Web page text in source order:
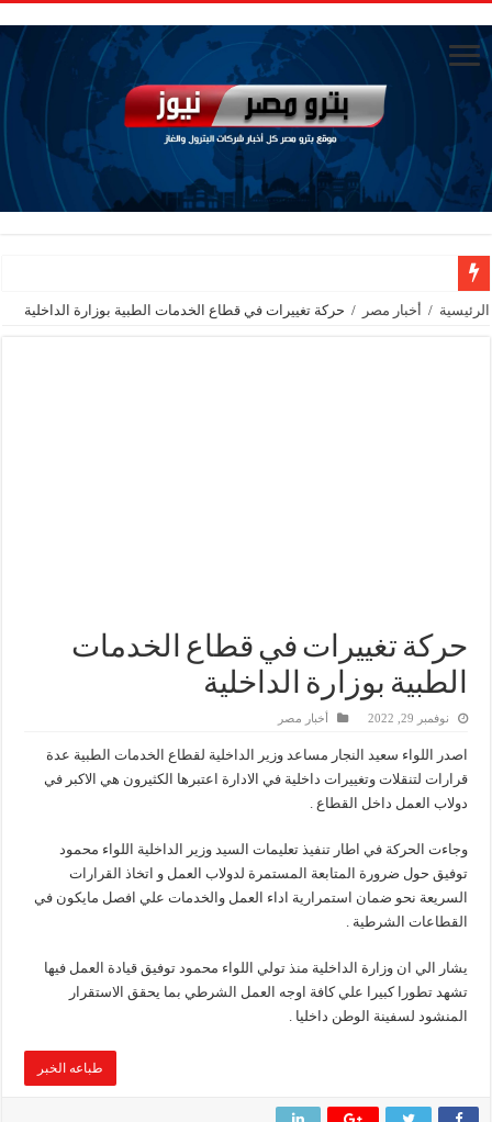
الاستغناء عن ثلاث موظفين في المكتب الفني للوزير
الرئيسية / أخبار مصر / حركة تغييرات في قطاع الخدمات الطبية بوزارة الداخلية
حركة تغييرات في قطاع الخدمات
الطبية بوزارة الداخلية
نوفمبر 29, 2022 أخبار مصر
اصدر اللواء سعيد النجار مساعد وزير الداخلية لقطاع الخدمات الطبية عدة
قرارات لتنقلات وتغييرات داخلية في الادارة اعتبرها الكثيرون هي الاكبر في
دولاب العمل داخل القطاع .
وجاءت الحركة في اطار تنفيذ تعليمات السيد وزير الداخلية اللواء محمود
توفيق حول ضرورة المتابعة المستمرة لدولاب العمل و اتخاذ القرارات
السريعة نحو ضمان استمرارية اداء العمل والخدمات علي افصل مايكون في
القطاعات الشرطية .
يشار الي ان وزارة الداخلية منذ تولي اللواء محمود توفيق قيادة العمل فيها
تشهد تطورا كبيرا علي كافة اوجه العمل الشرطي بما يحقق الاستقرار
المنشود لسفينة الوطن داخليا .
طباعه الخبر